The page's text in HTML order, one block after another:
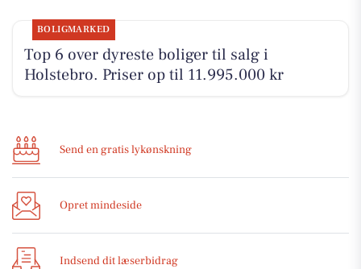
BOLIGMARKED
Top 6 over dyreste boliger til salg i
Holstebro. Priser op til 11.995.000 kr
Send en gratis lykønskning
Opret mindeside
Indsend dit læserbidrag